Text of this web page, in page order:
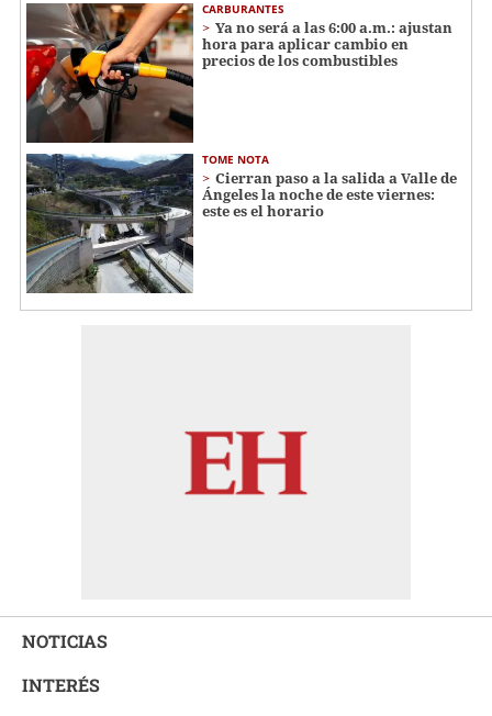
CARBURANTES
Ya no será a las 6:00 a.m.: ajustan
hora para aplicar cambio en
precios de los combustibles
TOME NOTA
Cierran paso a la salida a Valle de
Ángeles la noche de este viernes:
este es el horario
NOTICIAS
INTERÉS